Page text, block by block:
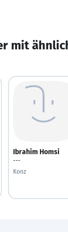
mit
Ibrahim Homsi
---
Konz